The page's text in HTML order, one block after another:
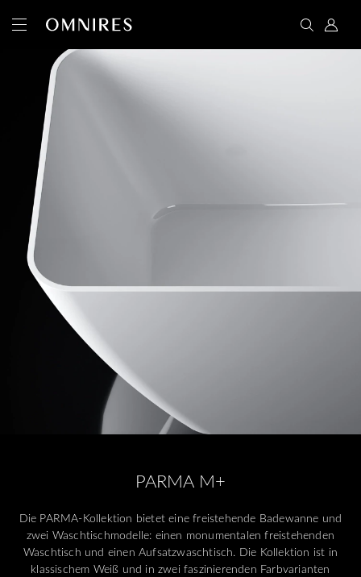
PARMA M+
Die PARMA-Kollektion bietet eine freistehende Badewanne und
zwei Waschtischmodelle: einen monumentalen freistehenden
Waschtisch und einen Aufsatzwaschtisch. Die Kollektion ist in
klassischem Weiß und in zwei faszinierenden Farbvarianten